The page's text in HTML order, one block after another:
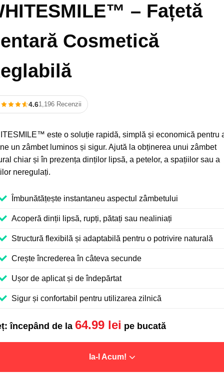
– Fațetă
Cosmetică
4.61,196 Recenzii
este o soluție rapidă, simplă și economică pentru
un zâmbet luminos și sigur. Ajută la obținerea unui zâmbet
chiar și în prezența dinților lipsă, a petelor, a spațiilor sau a
neregulați.
Îmbunătățește instantaneu aspectul zâmbetului
Acoperă dinții lipsă, rupți, pătați sau nealiniați
Structură flexibilă și adaptabilă pentru o potrivire naturală
Crește încrederea în câteva secunde
Ușor de aplicat și de îndepărtat
Sigur și confortabil pentru utilizarea zilnică
începând de la 64.99 lei pe bucată
Ia-l Acum!